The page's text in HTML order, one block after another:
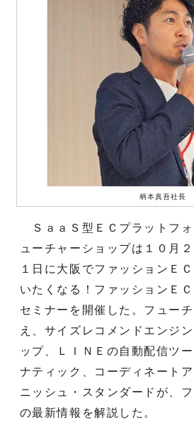
柄本真吾社長
ＳａａＳ型ＥＣプラットフォ
ューチャーショップは１０月
１日に大阪でファッションＥ
いたくなる！ファッションＥ
セミナーを開催した。フュー
え、サイズレコメンドエンジ
ップ、ＬＩＮＥの自動配信ツ
ナティック、コーディネート
ニッシュ・スタンダードが、
の最新情報を解説した。